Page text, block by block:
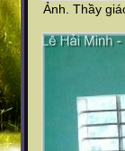
Ảnh. Thầy